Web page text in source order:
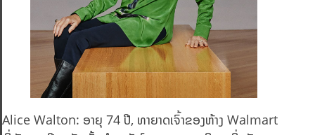
Alice Walton: ອາຍຸ 74 ປີ, ທາຍາດເຈົ້າຂອງຫ້າງ Walmart